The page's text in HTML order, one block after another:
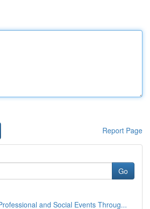
Report Page
Go
and Social Events Throug...